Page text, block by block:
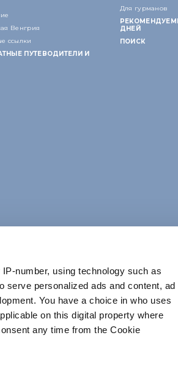
number, using technology such as
serve personalized ads and content, ad
You have a choice in who uses
on this digital property where
any time from the Cookie
Венгрия
ссылки
ПУТЕВОДИТЕЛИ И
Для гурманов
ДНЕЙ
ПОИСК